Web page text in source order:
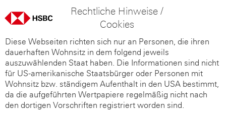
Rechtliche Hinweise /
Cookies
Diese Webseiten richten sich nur an Personen, die ihren
dauerhaften Wohnsitz in dem folgend jeweils
auszuwählenden Staat haben. Die Informationen sind nicht
für US-amerikanische Staatsbürger oder Personen mit
Wohnsitz bzw. ständigem Aufenthalt in den USA bestimmt,
da die aufgeführten Wertpapiere regelmäßig nicht nach
den dortigen Vorschriften registriert worden sind.